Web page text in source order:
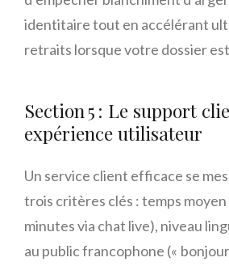
identitaire tout en accélérant
retraits lorsque votre dossier
Section 5 : Le support
expérience utilisateur
Un service client efficace se
trois critères clés : temps
minutes via chat live), niveau
au public francophone (« bonjour